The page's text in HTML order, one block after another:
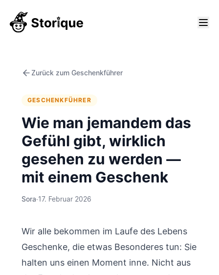
Zurück zum Geschenkführer
GESCHENKFÜHRER
Wie man jemandem das
Gefühl gibt, wirklich
gesehen zu werden —
mit einem Geschenk
Sora·17. Februar 2026
Wir alle bekommen im Laufe des Lebens
Geschenke, die etwas Besonderes tun: Sie
halten uns einen Moment inne. Nicht aus